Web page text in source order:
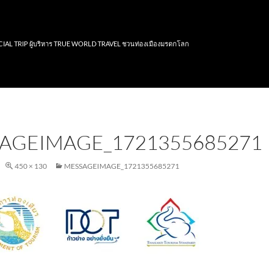
TRIP ผู้บริหาร TRUE WORLD TRAVEL ชวนท่องเมืองมรดกโลก
450 × 130 MESSAGEIMAGE_1721355685271